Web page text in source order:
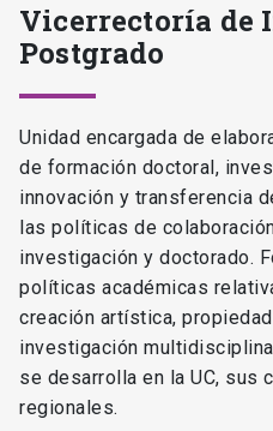
Vicerrectoría de
Postgrado
Unidad encargada de
de formación doctoral,
innovación y transferencia
las políticas de
investigación y doctorado.
políticas académicas
creación artística,
investigación
se desarrolla en la UC, sus
regionales.